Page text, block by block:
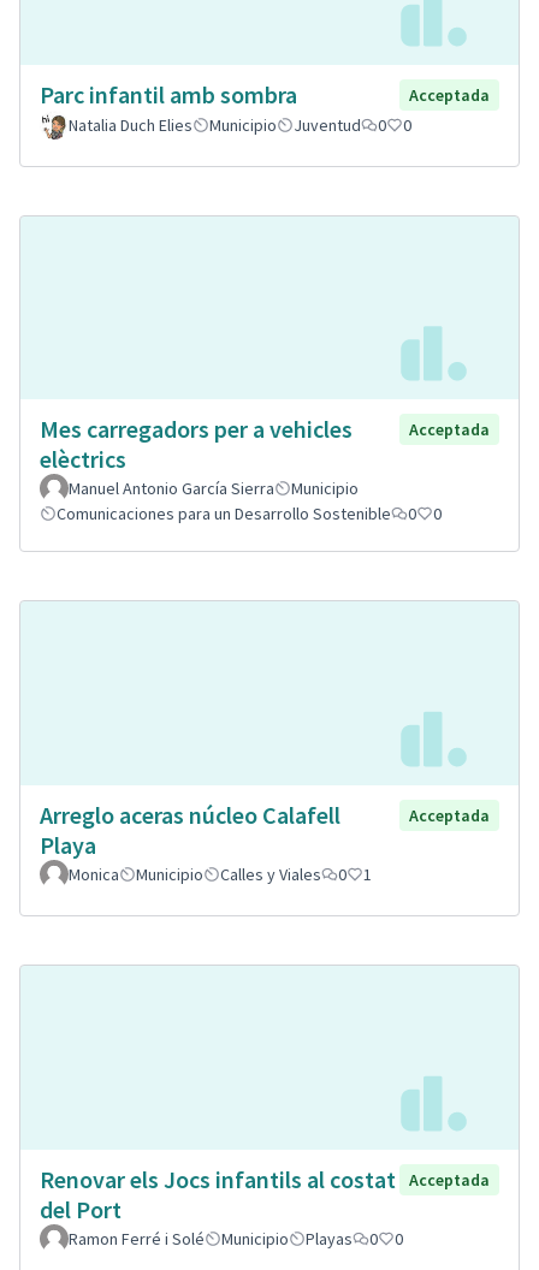
Parc infantil amb sombra
Acceptada
Natalia Duch Elies
Municipio Juventud 0 0
Mes carregadors per a vehicles
elèctrics
Acceptada
Manuel Antonio García Sierra
Municipio
Comunicaciones para un Desarrollo Sostenible
0 0
Arreglo aceras núcleo Calafell
Playa
Acceptada
Monica Municipio Calles y Viales 0 1
Renovar els Jocs infantils al costat
del Port
Acceptada
Ramon Ferré i Solé Municipio Playas 0 0